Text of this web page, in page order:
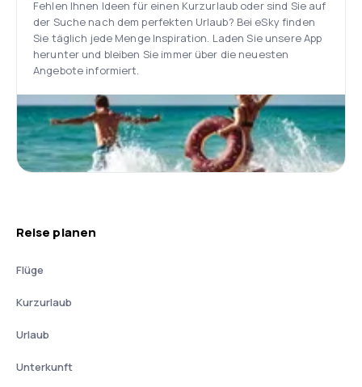
Fehlen Ihnen Ideen für einen Kurzurlaub oder sind Sie auf
der Suche nach dem perfekten Urlaub? Bei eSky finden
Sie täglich jede Menge Inspiration. Laden Sie unsere App
herunter und bleiben Sie immer über die neuesten
Angebote informiert.
Reise planen
Flüge
Kurzurlaub
Urlaub
Unterkunft